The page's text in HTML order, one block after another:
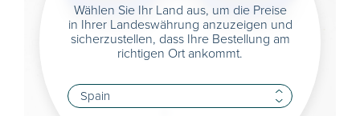
Wählen Sie Ihr Land aus, um die Preise
in Ihrer Landeswährung anzuzeigen und
sicherzustellen, dass Ihre Bestellung am
richtigen Ort ankommt.